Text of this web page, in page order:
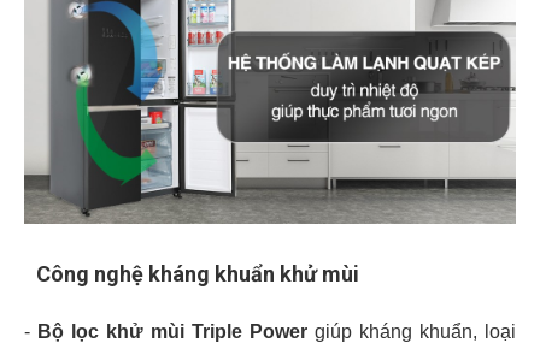
Công nghệ kháng khuẩn khử mùi
- Bộ lọc khử mùi Triple Power giúp kháng khuẩn, loại